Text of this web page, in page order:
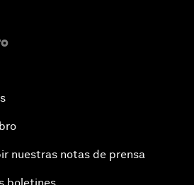
nuestras notas de prensa